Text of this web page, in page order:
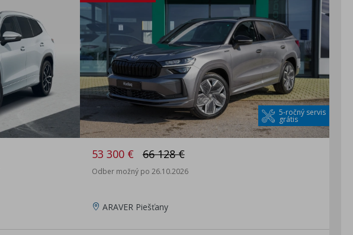
5-ročný servis
grátis
53 300 € 66 128 €
Odber možný po 26.10.2026
ARAVER Piešťany